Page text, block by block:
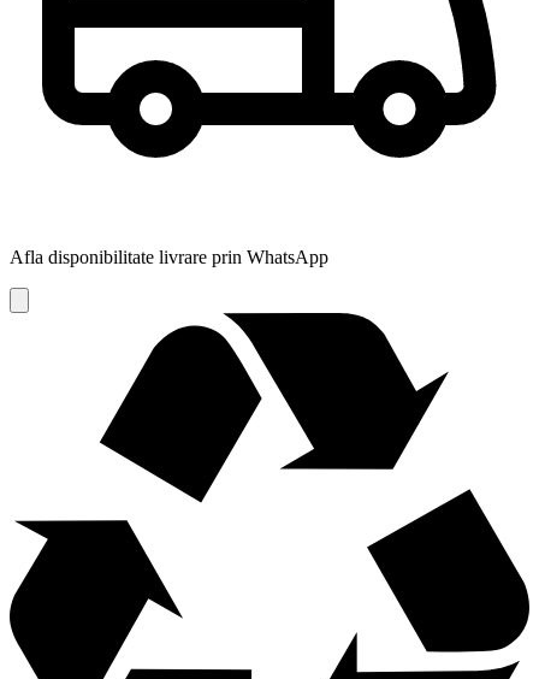
Afla disponibilitate livrare prin WhatsApp